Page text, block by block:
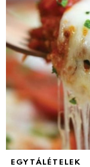
EGYTÁLÉTELEK